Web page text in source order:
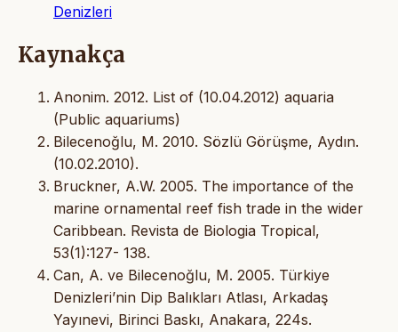
Denizleri
Kaynakça
Anonim. 2012. List of (10.04.2012) aquaria
(Public aquariums)
Bilecenoğlu, M. 2010. Sözlü Görüşme, Aydın.
(10.02.2010).
Bruckner, A.W. 2005. The importance of the
marine ornamental reef fish trade in the wider
Caribbean. Revista de Biologia Tropical,
53(1):127- 138.
Can, A. ve Bilecenoğlu, M. 2005. Türkiye
Denizleri’nin Dip Balıkları Atlası, Arkadaş
Yayınevi, Birinci Baskı, Anakara, 224s.